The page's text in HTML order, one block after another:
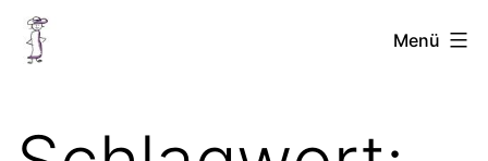
Zum
InhaltChellinchen
Menü